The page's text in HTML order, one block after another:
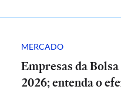
MERCADO
Empresas da
2026; entenda o